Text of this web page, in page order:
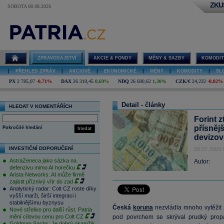
SOBOTA 08.08.2026
ZPRAVODAJSTVÍ AKCIE & FONDY MĚNY & SAZBY
PŘEHLED ZPRÁV AKCIOVÉ EKONOMICKÉ MĚNY KOMODITY
PX 2 785,07 -0,71% DAX 26 319,45 0,69% NDQ 26 690,62 1,30% CZK/€ 24,232 -0,02%
HLEDAT V KOMENTÁŘÍCH
hledat
Pokročilé hledání
INVESTIČNÍ DOPORUČENÍ
AstraZeneca jako sázka na
defenzivu mimo AI horečku
Arista Networks: AI může firmě
zajistit příznivý vítr do zad
Analytický radar: Colt CZ roste díky
vyšší marži, širší integraci i
stabilnějšímu byznysu
Nové střelivo pro další růst. Patria
mění cílovou cenu pro Colt CZ
Detail - články
Forint
08.07.2009
Autor:
Česká koruna nezvládla mnoho
pod povrchem se skrýval prudký